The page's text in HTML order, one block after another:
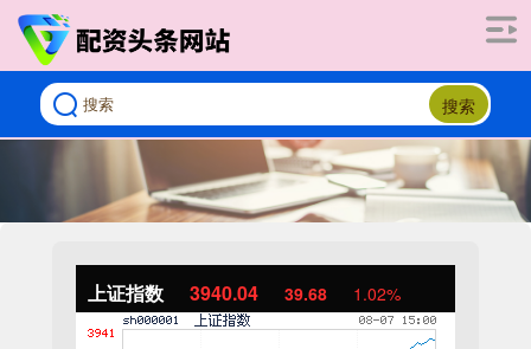
搜索
上证指数 3940.04 39.68 1.02%